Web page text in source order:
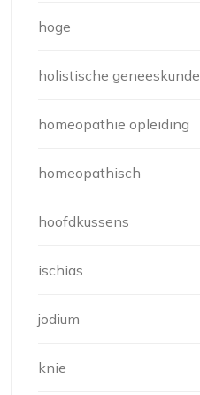
hoge
holistische geneeskunde
homeopathie opleiding
homeopathisch
hoofdkussens
ischias
jodium
knie